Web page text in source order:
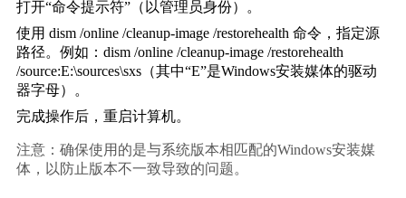
打开“命令提示符”（以管理员身份）。
使用 dism /online /cleanup-image /restorehealth 命令，指定源
路径。例如： dism /online /cleanup-image /restorehealth
/source:E:\sources\sxs（其中“E”是Windows安装媒体的驱动
器字母）。
完成操作后，重启计算机。
注意：确保使用的是与系统版本相匹配的Windows安装媒
体，以防止版本不一致导致的问题。